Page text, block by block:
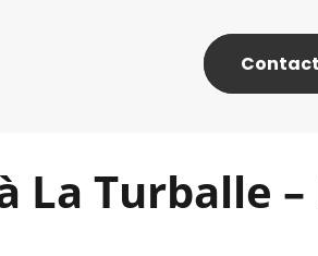
Contact
La Turballe